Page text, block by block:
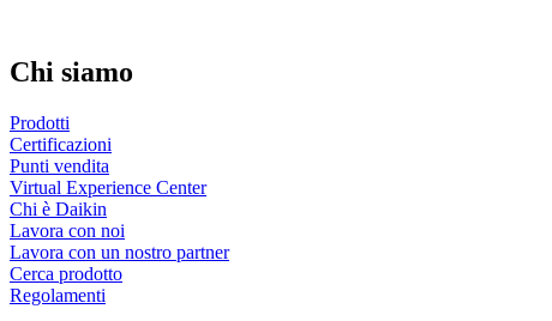
Chi siamo
Prodotti
Certificazioni
Punti vendita
Virtual Experience Center
Chi è Daikin
Lavora con noi
Lavora con un nostro partner
Cerca prodotto
Regolamenti